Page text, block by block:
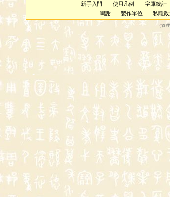
新手入門 使用凡例 字庫統計
鳴謝
製作單位 私隱政
（管